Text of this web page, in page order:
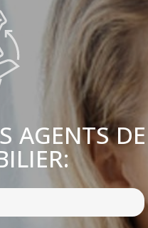
AGENTS DE